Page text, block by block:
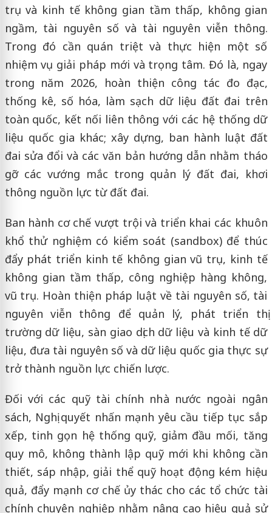
trụ và kinh tế không gian tầm thấp, không gian
ngầm, tài nguyên số và tài nguyên viễn thông.
Trong đó cần quán triệt và thực hiện một số
nhiệm vụ giải pháp mới và trọng tâm. Đó là, ngay
trong năm 2026, hoàn thiện công tác đo đạc,
thống kê, số hóa, làm sạch dữ liệu đất đai trên
toàn quốc, kết nối liên thông với các hệ thống dữ
liệu quốc gia khác; xây dựng, ban hành luật đất
đai sửa đổi và các văn bản hướng dẫn nhằm tháo
gỡ các vướng mắc trong quản lý đất đai, khơi
thông nguồn lực từ đất đai.
Ban hành cơ chế vượt trội và triển khai các khuôn
khổ thử nghiệm có kiểm soát (sandbox) để thúc
đẩy phát triển kinh tế không gian vũ trụ, kinh tế
không gian tầm thấp, công nghiệp hàng không,
vũ trụ. Hoàn thiện pháp luật về tài nguyên số, tài
nguyên viễn thông để quản lý, phát triển thị
trường dữ liệu, sàn giao dịch dữ liệu và kinh tế dữ
liệu, đưa tài nguyên số và dữ liệu quốc gia thực sự
trở thành nguồn lực chiến lược.
Đối với các quỹ tài chính nhà nước ngoài ngân
sách, Nghị quyết nhấn mạnh yêu cầu tiếp tục sắp
xếp, tinh gọn hệ thống quỹ, giảm đầu mối, tăng
quy mô, không thành lập quỹ mới khi không cần
thiết, sáp nhập, giải thể quỹ hoạt động kém hiệu
quả, đẩy mạnh cơ chế ủy thác cho các tổ chức tài
chính chuyên nghiệp nhằm nâng cao hiệu quả sử